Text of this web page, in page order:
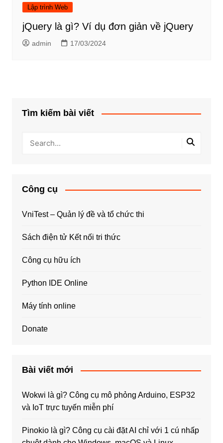
Lập trình Web
jQuery là gì? Ví dụ đơn giản về jQuery
admin 17/03/2024
Tìm kiếm bài viết
Công cụ
VniTest – Quản lý đề và tổ chức thi
Sách điện tử Kết nối tri thức
Công cụ hữu ích
Python IDE Online
Máy tính online
Donate
Bài viết mới
Wokwi là gì? Công cụ mô phỏng Arduino, ESP32
và IoT trực tuyến miễn phí
Pinokio là gì? Công cụ cài đặt AI chỉ với 1 cú nhấp